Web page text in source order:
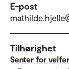
E-post
Tilhørighet
Senter for